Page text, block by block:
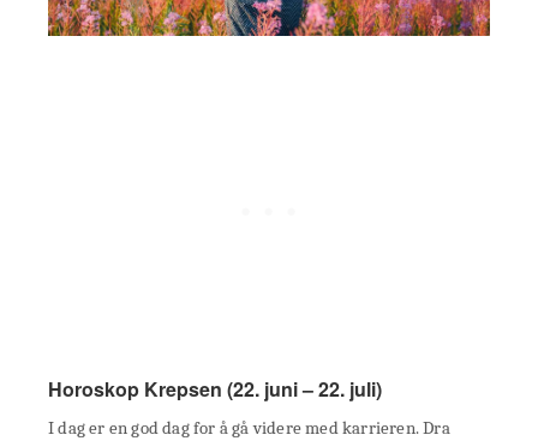
Horoskop Krepsen (22. juni – 22. juli)
I dag er en god dag for å gå videre med karrieren. Dra